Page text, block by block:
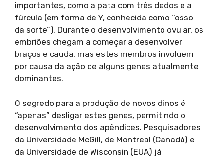
importantes, como a pata com três dedos e a
fúrcula (em forma de Y, conhecida como “osso
da sorte”). Durante o desenvolvimento ovular, os
embriões chegam a começar a desenvolver
braços e cauda, mas estes membros involuem
por causa da ação de alguns genes atualmente
dominantes.
O segredo para a produção de novos dinos é
“apenas” desligar estes genes, permitindo o
desenvolvimento dos apêndices. Pesquisadores
da Universidade McGill, de Montreal (Canadá) e
da Universidade de Wisconsin (EUA) já